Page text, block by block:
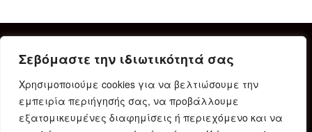
Σεβόμαστε την ιδιωτικότητά σας
Χρησιμοποιούμε cookies για να βελτιώσουμε την
εμπειρία περιήγησής σας, να προβάλλουμε
εξατομικευμένες διαφημίσεις ή περιεχόμενο και να